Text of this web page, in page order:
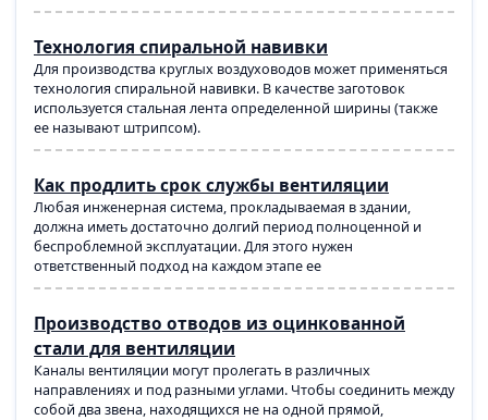
Технология спиральной навивки
Для производства круглых воздуховодов может применяться
технология спиральной навивки. В качестве заготовок
используется стальная лента определенной ширины (также
ее называют штрипсом).
Как продлить срок службы вентиляции
Любая инженерная система, прокладываемая в здании,
должна иметь достаточно долгий период полноценной и
беспроблемной эксплуатации. Для этого нужен
ответственный подход на каждом этапе ее
Производство отводов из оцинкованной
стали для вентиляции
Каналы вентиляции могут пролегать в различных
направлениях и под разными углами. Чтобы соединить между
собой два звена, находящихся не на одной прямой,